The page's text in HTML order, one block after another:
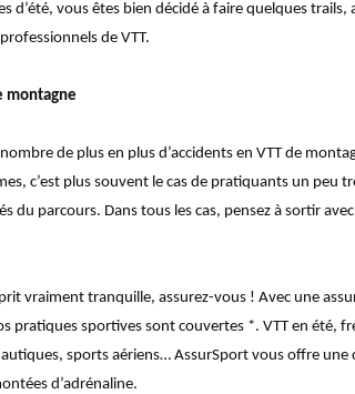
d’été, vous êtes bien décidé à faire quelques
de VTT.
montagne
de plus en plus d’accidents en VTT de
c’est plus souvent le cas de pratiquants un peu
du parcours. Dans tous les cas, pensez à sortir
vraiment tranquille, assurez-vous ! Avec une
pratiques sportives sont couvertes *. VTT en été,
sports aériens… AssurSport vous offre
d’adrénaline.